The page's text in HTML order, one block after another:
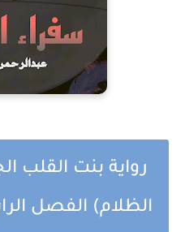
رواية بنت القلب
الظلام) الفصل